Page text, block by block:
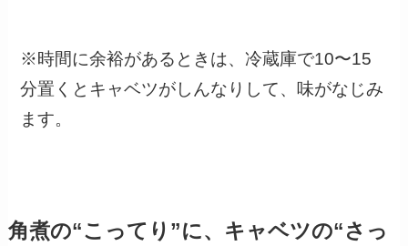
※時間に余裕があるときは、冷蔵庫で10〜15
分置くとキャベツがしんなりして、味がなじみ
ます。
角煮の“こってり”に、キャベツの“さっ